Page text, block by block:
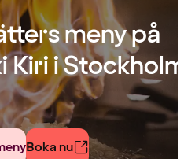
meny på
Kiri i
Boka nu